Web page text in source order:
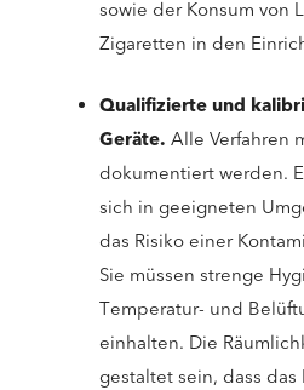
sowie der Konsum von
Zigaretten in den
Qualifizierte und
Geräte. Alle Verfahren
dokumentiert werden.
sich in geeigneten
das Risiko einer
Sie müssen strenge
Temperatur- und
einhalten. Die
gestaltet sein, dass